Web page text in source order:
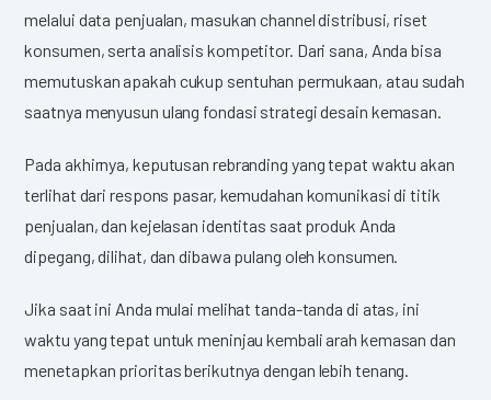
melalui data penjualan, masukan channel distribusi, riset
konsumen, serta analisis kompetitor. Dari sana, Anda bisa
memutuskan apakah cukup sentuhan permukaan, atau sudah
saatnya menyusun ulang fondasi strategi desain kemasan.
Pada akhirnya, keputusan rebranding yang tepat waktu akan
terlihat dari respons pasar, kemudahan komunikasi di titik
penjualan, dan kejelasan identitas saat produk Anda
dipegang, dilihat, dan dibawa pulang oleh konsumen.
Jika saat ini Anda mulai melihat tanda-tanda di atas, ini
waktu yang tepat untuk meninjau kembali arah kemasan dan
menetapkan prioritas berikutnya dengan lebih tenang.